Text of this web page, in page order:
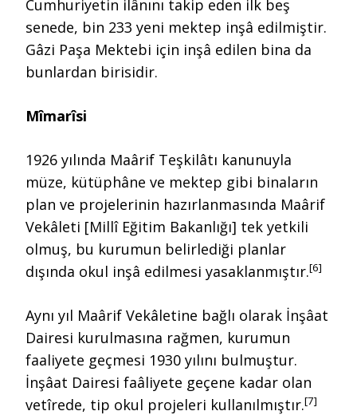
Cumhuriyetin ilânını takip eden ilk beş
senede, bin 233 yeni mektep inşâ edilmiştir.
Gâzi Paşa Mektebi için inşâ edilen bina da
bunlardan birisidir.
Mîmarîsi
1926 yılında Maârif Teşkilâtı kanunuyla
müze, kütüphâne ve mektep gibi binaların
plan ve projelerinin hazırlanmasında Maârif
Vekâleti [Millî Eğitim Bakanlığı] tek yetkili
olmuş, bu kurumun belirlediği planlar
dışında okul inşâ edilmesi yasaklanmıştır.[6]
Aynı yıl Maârif Vekâletine bağlı olarak İnşâat
Dairesi kurulmasına rağmen, kurumun
faaliyete geçmesi 1930 yılını bulmuştur.
İnşâat Dairesi faâliyete geçene kadar olan
vetîrede, tip okul projeleri kullanılmıştır.[7]